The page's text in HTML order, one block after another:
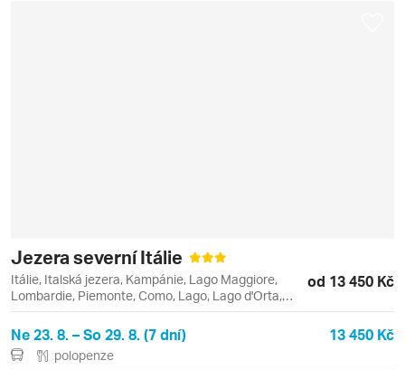
Jezera severní Itálie
Itálie, Italská jezera, Kampánie, Lago Maggiore,
Lombardie, Piemonte, Como, Lago, Lago d'Orta,
Lago di Como, Orta San Giulio, Stresa
od 13 450 Kč
Ne 23. 8. – So 29. 8. (7 dní) 13 450 Kč
polopenze